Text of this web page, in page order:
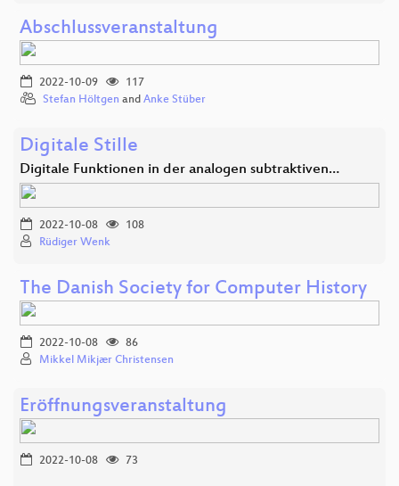
Abschlussveranstaltung
2022-10-09
117
Stefan Höltgen and Anke Stüber
Digitale Stille
Digitale Funktionen in der analogen subtraktiven…
2022-10-08
108
Rüdiger Wenk
The Danish Society for Computer History
2022-10-08
86
Mikkel Mikjær Christensen
Eröffnungsveranstaltung
2022-10-08 73